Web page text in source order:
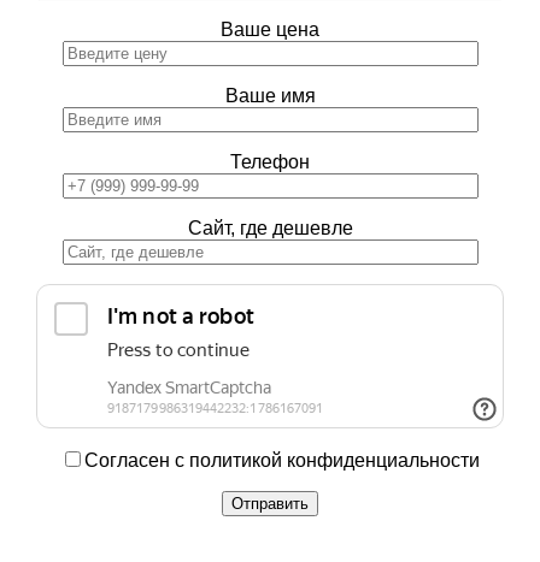
Ваше цена
Ваше имя
Телефон
Сайт, где дешевле
Согласен с политикой конфиденциальности